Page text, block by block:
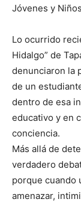
Jóvenes y
Lo ocurrido
Hidalgo” de
denunciaron la
de un
dentro de esa
educativo y en
conciencia.
Más allá de
verdadero
porque cuando
amenazar,